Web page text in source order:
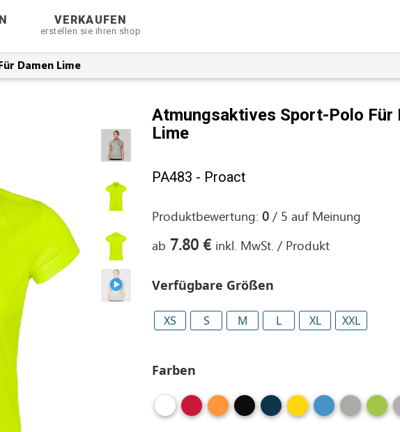
VERKAUFEN
erstellen sie ihren shop
Damen Lime
Atmungsaktives Sport-Polo Für
Lime
PA483 - Proact
Produktbewertung:0 / 5auf Meinung
ab 7.80 € inkl. MwSt. / Produkt
Verfügbare Größen
XS S M L XL XXL
Farben